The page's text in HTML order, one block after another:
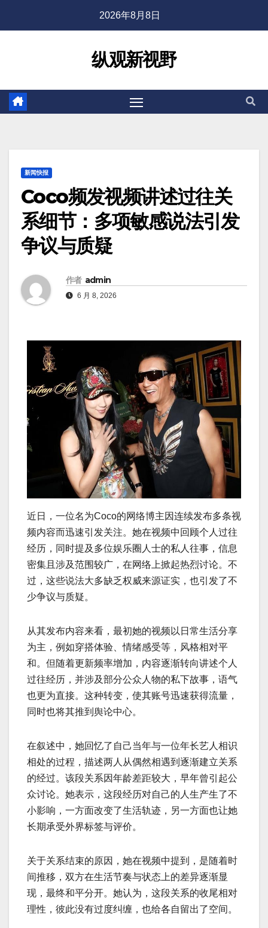
2026年8月8日
纵观新视野
新闻快报
Coco频发视频讲述过往关
系细节：多项敏感说法引发
争议与质疑
作者 admin
6 月 8, 2026
近日，一位名为Coco的网络博主因连续发布多条视
频内容而迅速引发关注。她在视频中回顾个人过往
经历，同时提及多位娱乐圈人士的私人往事，信息
密集且涉及范围较广，在网络上掀起热烈讨论。不
过，这些说法大多缺乏权威来源证实，也引发了不
少争议与质疑。
从其发布内容来看，最初她的视频以日常生活分享
为主，例如穿搭体验、情绪感受等，风格相对平
和。但随着更新频率增加，内容逐渐转向讲述个人
过往经历，并涉及部分公众人物的私下故事，语气
也更为直接。这种转变，使其账号迅速获得流量，
同时也将其推到舆论中心。
在叙述中，她回忆了自己当年与一位年长艺人相识
相处的过程，描述两人从偶然相遇到逐渐建立关系
的经过。该段关系因年龄差距较大，早年曾引起公
众讨论。她表示，这段经历对自己的人生产生了不
小影响，一方面改变了生活轨迹，另一方面也让她
长期承受外界标签与评价。
关于关系结束的原因，她在视频中提到，是随着时
间推移，双方在生活节奏与状态上的差异逐渐显
现，最终和平分开。她认为，这段关系的收尾相对
理性，彼此没有过度纠缠，也给各自留出了空间。